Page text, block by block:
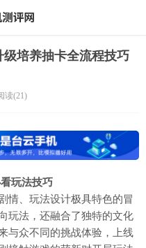
培养抽卡全流程技巧
读(21)
玩法技巧
情、玩法设计极具特色的冒
玩法，还融合了独特的文化
与众不同的挑战体验，上线